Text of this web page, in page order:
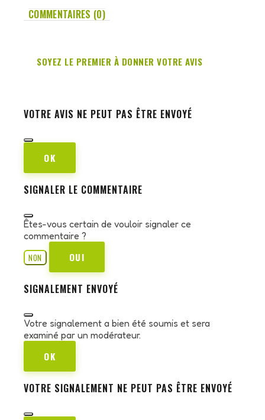
COMMENTAIRES (0)
SOYEZ LE PREMIER À DONNER VOTRE AVIS
VOTRE AVIS NE PEUT PAS ÊTRE ENVOYÉ
OK
SIGNALER LE COMMENTAIRE
Êtes-vous certain de vouloir signaler ce
commentaire ?
NON
OUI
SIGNALEMENT ENVOYÉ
Votre signalement a bien été soumis et sera
examiné par un modérateur.
OK
VOTRE SIGNALEMENT NE PEUT PAS ÊTRE ENVOYÉ